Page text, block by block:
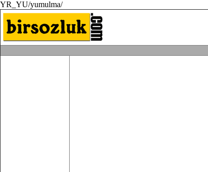
YR_YU/yumulma/